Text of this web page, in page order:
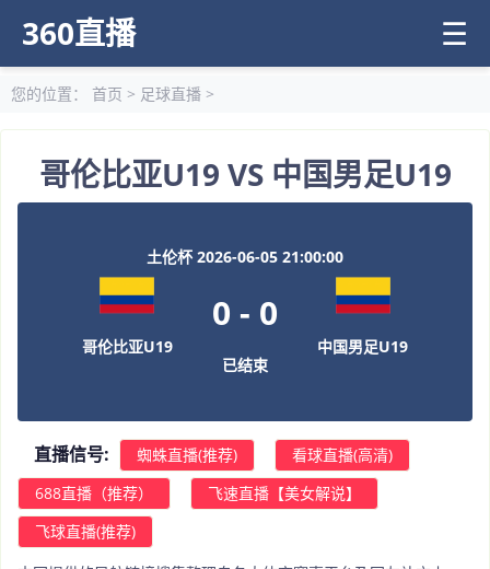
360直播 ☰
您的位置： 首页 > 足球直播 >
哥伦比亚U19 VS 中国男足U19
土伦杯 2026-06-05 21:00:00
哥伦比亚U19
0 - 0
已结束
中国男足U19
直播信号: 蜘蛛直播(推荐)
看球直播(高清)
688直播（推荐）
飞速直播【美女解说】
飞球直播(推荐)